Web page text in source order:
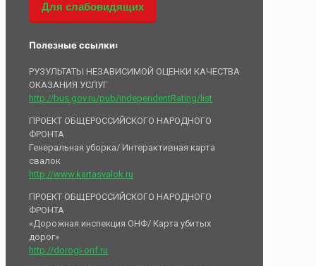
Для слабовидящих
Полезные ссылки:
РУЗУЛЬТАТЫ НЕЗАВИСИМОЙ ОЦЕНКИ КАЧЕСТВА
ОКАЗАНИЯ УСЛУГ
http://bus.gov.ru/pub/independentRating/list
ПРОЕКТ ОБЩЕРОССИЙСКОГО НАРОДНОГО
ФРОНТА
Генеральная уборка/ Интерактивная карта
свалок
http://www.kartasvalok.ru
ПРОЕКТ ОБЩЕРОССИЙСКОГО НАРОДНОГО
ФРОНТА
«Дорожная инспекция ОНФ/ Карта убитых
дорог»
http://dorogi-onf.ru